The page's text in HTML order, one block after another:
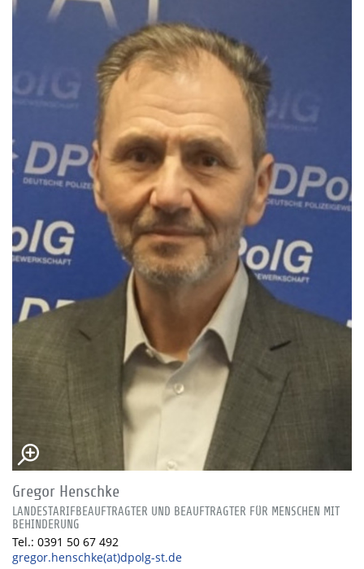
Gregor Henschke
LANDESTARIFBEAUFTRAGTER UND BEAUFTRAGTER FÜR MENSCHEN MIT
BEHINDERUNG
Tel.: 0391 50 67 492
gregor.henschke(at)dpolg-st.de